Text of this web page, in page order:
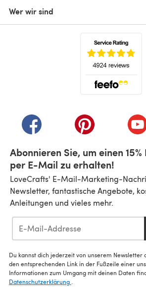
Wer wir sind
(öffnet sich in einem neuen Tab)
(öffnet sich in
Abonnieren Sie, um einen
per E-Mail zu erhalten!
LoveCrafts' E-Mail-Marketing-
Newsletter, fantastische Angebote,
Anleitungen und vieles mehr.
Du kannst dich jederzeit von unserem Newsletter
den entsprechenden Link in der Fußzeile einer
Informationen zum Umgang mit deinen Daten
Datenschutzerklärung